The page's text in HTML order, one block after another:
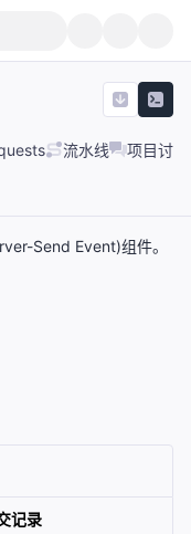
流水线 项目讨论
Send Event)组件。
记录